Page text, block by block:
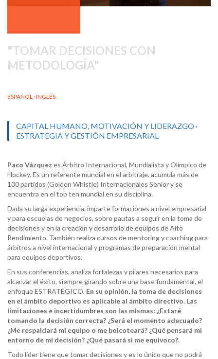
TOMAR DECISIONES CON
METODOLOGÍA
ESPAÑOL · INGLÉS
CAPITAL HUMANO, MOTIVACIÓN Y LIDERAZGO ·
ESTRATEGIA Y GESTIÓN EMPRESARIAL
Paco Vázquez es Árbitro Internacional, Mundialista y Olímpico de
Hockey. Es un referente mundial en el arbitraje, acumula más de
100 partidos (Golden Whistle) Internacionales Senior y se
encuentra en el top ten mundial en su disciplina.
Dada su larga experiencia, imparte formaciones a nivel empresarial
y para escuelas de negocios, sobre pautas a seguir en la toma de
decisiones y en la creación y desarrollo de equipos de Alto
Rendimiento. También realiza cursos de mentoring y coaching para
árbitros a nivel internacional y programas de preparación mental
para equipos deportivos.
En sus conferencias, analiza fortalezas y pilares necesarios para
alcanzar el éxito, siempre girando sobre una base fundamental, el
enfoque ESTRATÉGICO. En su opinión, la toma de decisiones
en el ámbito deportivo es aplicable al ámbito directivo. Las
limitaciones e incertidumbres son las mismas: ¿Estaré
tomando la decisión correcta? ¿Será el momento adecuado?
¿Me respaldará mi equipo o me boicoteará? ¿Qué pensará mi
entorno de mi decisión? ¿Qué pasará si me equivoco?.
Todo líder tiene que tomar decisiones y es lo único que no podrá